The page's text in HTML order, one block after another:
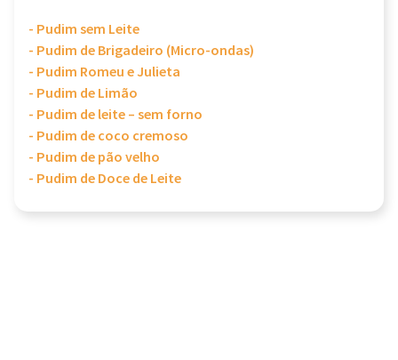
- Pudim sem Leite
- Pudim de Brigadeiro (Micro-ondas)
- Pudim Romeu e Julieta
- Pudim de Limão
- Pudim de leite – sem forno
- Pudim de coco cremoso
- Pudim de pão velho
- Pudim de Doce de Leite